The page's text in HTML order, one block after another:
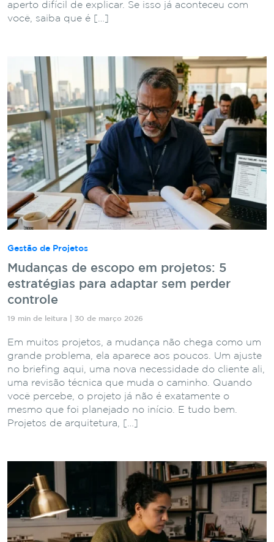
aperto difícil de explicar. Se isso já aconteceu com
você, saiba que é […]
Gestão de Projetos
Mudanças de escopo em projetos: 5
estratégias para adaptar sem perder
controle
19 min de leitura | 30 de março 2026
Em muitos projetos, a mudança não chega como um
grande problema, ela aparece aos poucos. Um ajuste
no briefing aqui, uma nova necessidade do cliente ali,
uma revisão técnica que muda o caminho. Quando
você percebe, o projeto já não é exatamente o
mesmo que foi planejado no início. E tudo bem.
Projetos de arquitetura, […]